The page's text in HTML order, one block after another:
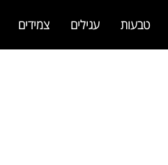
טבעות עגילים צמידים